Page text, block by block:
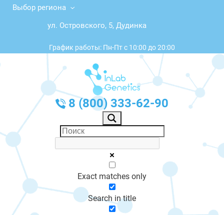
Выбор региона
ул. Островского, 5, Дудинка
График работы: Пн-Пт с 10:00 до 20:00
8 (800) 333-62-90
Exact matches only
Search in title